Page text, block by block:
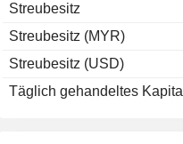
Streubesitz
Streubesitz (MYR)
Streubesitz (USD)
Täglich gehandeltes Kapital